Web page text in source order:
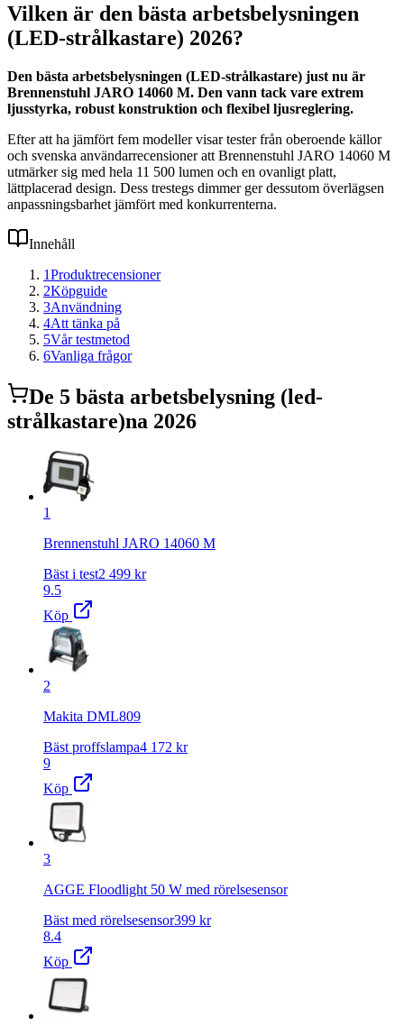
Vilken är den bästa arbetsbelysningen
(LED-strålkastare) 2026?
Den bästa arbetsbelysningen (LED-strålkastare) just nu är
Brennenstuhl JARO 14060 M. Den vann tack vare extrem
ljusstyrka, robust konstruktion och flexibel ljusreglering.
Efter att ha jämfört fem modeller visar tester från oberoende källor
och svenska användarrecensioner att Brennenstuhl JARO 14060 M
utmärker sig med hela 11 500 lumen och en ovanligt platt,
lättplacerad design. Dess trestegs dimmer ger dessutom överlägsen
anpassningsbarhet jämfört med konkurrenterna.
Innehåll
1Produktrecensioner
2Köpguide
3Användning
4Att tänka på
5Vår testmetod
6Vanliga frågor
De 5 bästa arbetsbelysning (led-
strålkastare)na 2026
1
Brennenstuhl JARO 14060 M
Bäst i test2 499 kr
9.5
Köp
2
Makita DML809
Bäst proffslampa4 172 kr
9
Köp
3
AGGE Floodlight 50 W med rörelsesensor
Bäst med rörelsesensor399 kr
8.4
Köp